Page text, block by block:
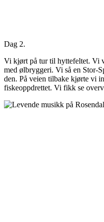
Dag 2.
Vi kjørt på tur til hyttefeltet. Vi
med ølbryggeri. Vi så en Stor-
den. På veien tilbake kjørte vi
fiskeoppdrettet. Vi fikk se